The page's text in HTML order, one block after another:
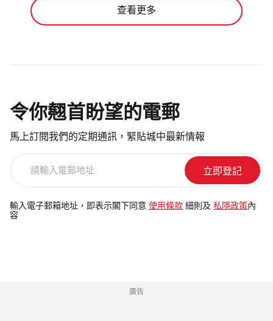
查看更多
令你翹首盼望的電郵
馬上訂閱我們的定期通訊，緊貼城中最新情報
電
郵
輸入電子郵箱地址，即表示閣下同意 使用條款 細則及 私隱政策內
容
廣告